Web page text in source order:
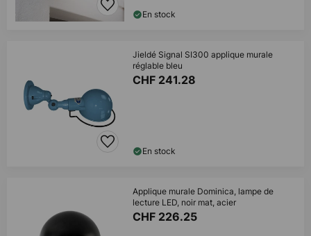
En stock
Jieldé Signal SI300 applique murale
réglable bleu
CHF 241.28
En stock
Applique murale Dominica, lampe de
lecture LED, noir mat, acier
CHF 226.25